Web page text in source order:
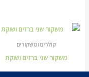
קולרים ומשקורים
משקור שני ברזים ושוקת